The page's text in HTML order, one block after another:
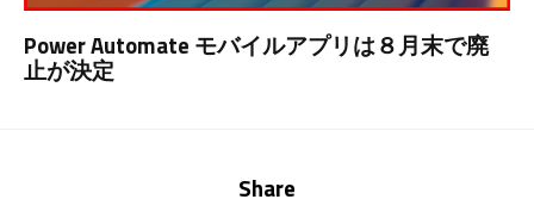
Power Automate モバイルアプリは８月末で廃
止が決定
Share